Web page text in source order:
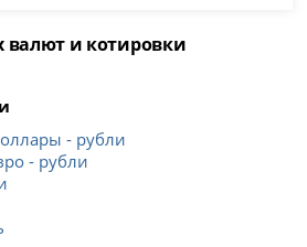
валют и котировки
- рубли
- рубли